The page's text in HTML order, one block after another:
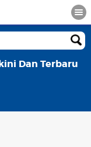
Dan Terbaru